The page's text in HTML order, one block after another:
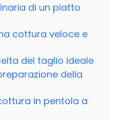
di un piatto
cottura veloce e
del taglio ideale
della
in pentola a